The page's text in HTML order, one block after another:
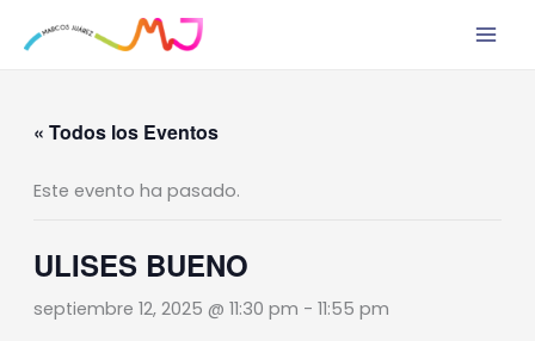
« Todos los Eventos
Este evento ha pasado.
ULISES BUENO
septiembre 12, 2025 @ 11:30 pm - 11:55 pm